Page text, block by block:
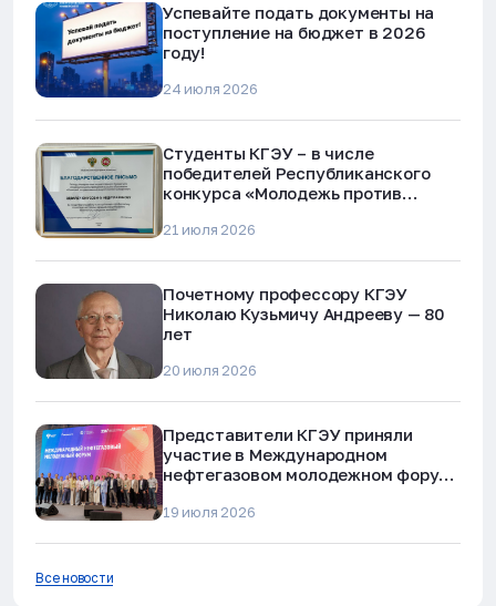
Успевайте подать документы на
поступление на бюджет в 2026
году!
24 июля 2026
Студенты КГЭУ – в числе
победителей Республиканского
конкурса «Молодежь против
мошенничества»
21 июля 2026
Почетному профессору КГЭУ
Николаю Кузьмичу Андрееву — 80
лет
20 июля 2026
Представители КГЭУ приняли
участие в Международном
нефтегазовом молодежном форуме
19 июля 2026
Все новости